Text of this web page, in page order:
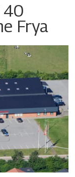
40
Frya